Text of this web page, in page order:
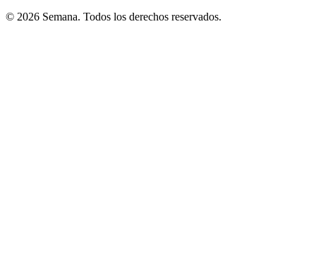
© 2026 Semana. Todos los derechos reservados.